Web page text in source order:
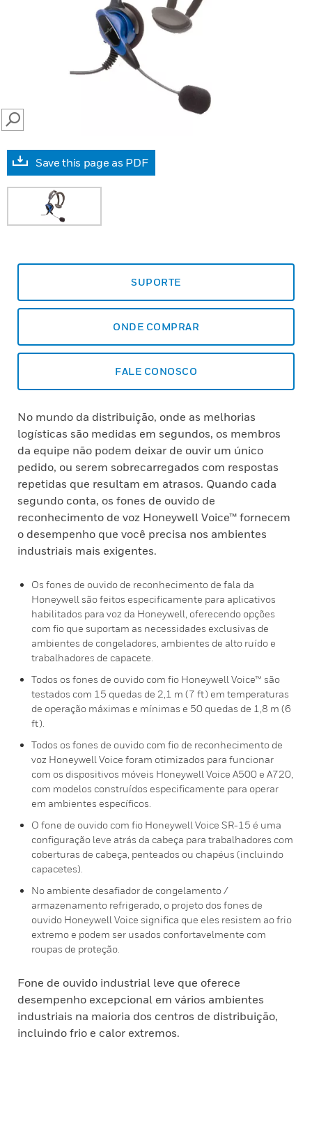
SEARCH
Save this page as PDF
SUPORTE
ONDE COMPRAR
FALE CONOSCO
No mundo da distribuição, onde as melhorias
logísticas são medidas em segundos, os membros
da equipe não podem deixar de ouvir um único
pedido, ou serem sobrecarregados com respostas
repetidas que resultam em atrasos. Quando cada
segundo conta, os fones de ouvido de
reconhecimento de voz Honeywell Voice™ fornecem
o desempenho que você precisa nos ambientes
industriais mais exigentes.
Os fones de ouvido de reconhecimento de fala da
Honeywell são feitos especificamente para aplicativos
habilitados para voz da Honeywell, oferecendo opções
com fio que suportam as necessidades exclusivas de
ambientes de congeladores, ambientes de alto ruído e
trabalhadores de capacete.
Todos os fones de ouvido com fio Honeywell Voice™ são
testados com 15 quedas de 2,1 m (7 ft) em temperaturas
de operação máximas e mínimas e 50 quedas de 1,8 m (6
ft).
Todos os fones de ouvido com fio de reconhecimento de
voz Honeywell Voice foram otimizados para funcionar
com os dispositivos móveis Honeywell Voice A500 e A720,
com modelos construídos especificamente para operar
em ambientes específicos.
O fone de ouvido com fio Honeywell Voice SR-15 é uma
configuração leve atrás da cabeça para trabalhadores com
coberturas de cabeça, penteados ou chapéus (incluindo
capacetes).
No ambiente desafiador de congelamento /
armazenamento refrigerado, o projeto dos fones de
ouvido Honeywell Voice significa que eles resistem ao frio
extremo e podem ser usados ​​confortavelmente com
roupas de proteção.
Fone de ouvido industrial leve que oferece
desempenho excepcional em vários ambientes
industriais na maioria dos centros de distribuição,
incluindo frio e calor extremos.